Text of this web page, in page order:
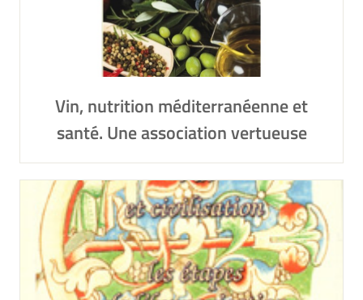
Vin, nutrition méditerranéenne et
santé. Une association vertueuse